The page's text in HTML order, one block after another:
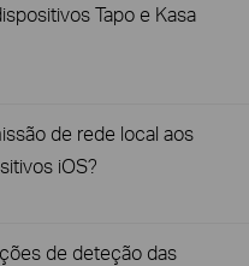
Tapo e Kasa
de rede local aos
iOS?
de deteção das